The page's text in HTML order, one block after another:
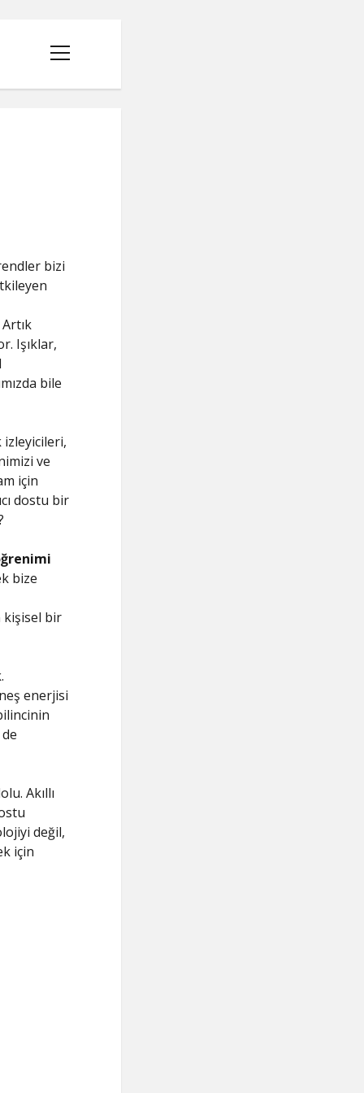
menüyü
aç
bizi
Işıklar,
bile
izleyicileri,
ve
için
dostu bir
bize
kişisel bir
enerjisi
Akıllı
değil,
için